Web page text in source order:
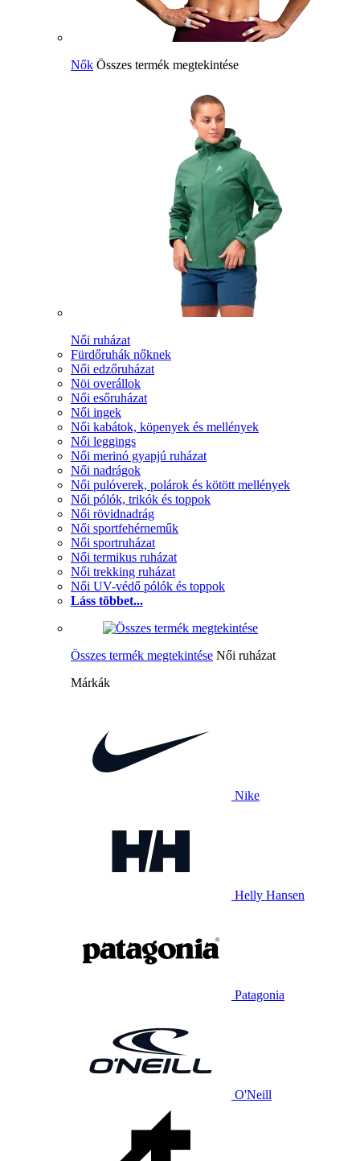
Nők Összes termék megtekintése
Női ruházat
Fürdőruhák nőknek
Női edzőruházat
Nöi overállok
Női esőruházat
Női ingek
Női kabátok, köpenyek és mellények
Női leggings
Női merinó gyapjú ruházat
Női nadrágok
Női pulóverek, polárok és kötött mellények
Női pólók, trikók és toppok
Női rövidnadrág
Női sportfehérneműk
Női sportruházat
Női termikus ruházat
Női trekking ruházat
Női UV-védő pólók és toppok
Láss többet...
Összes termék megtekintése Női ruházat
Márkák
Nike
Helly Hansen
Patagonia
O'Neill